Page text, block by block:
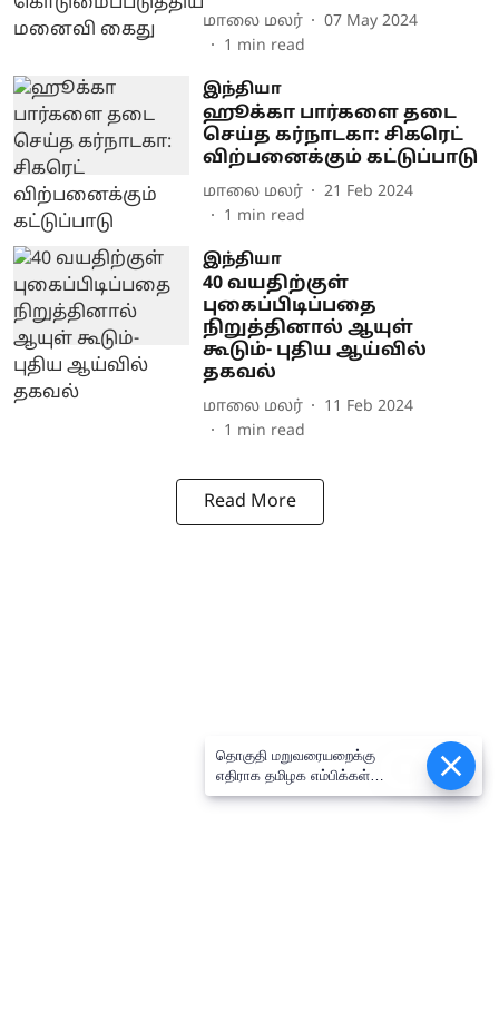
மாலை மலர்
07 May 2024
1 min read
இந்தியா
ஹூக்கா பார்களை தடை
செய்த கர்நாடகா: சிகரெட்
விற்பனைக்கும் கட்டுப்பாடு
மாலை மலர்
21 Feb 2024
1 min read
இந்தியா
40 வயதிற்குள்
புகைப்பிடிப்பதை
நிறுத்தினால் ஆயுள்
கூடும்- புதிய ஆய்வில்
தகவல்
மாலை மலர்
11 Feb 2024
1 min read
Read More
Epaper
தொகுதி மறுவரையறைக்கு
எதிராக தமிழக எம்பிக்கள்
கூட்டத்தில் ஒருமனதாக தீர்மானம்